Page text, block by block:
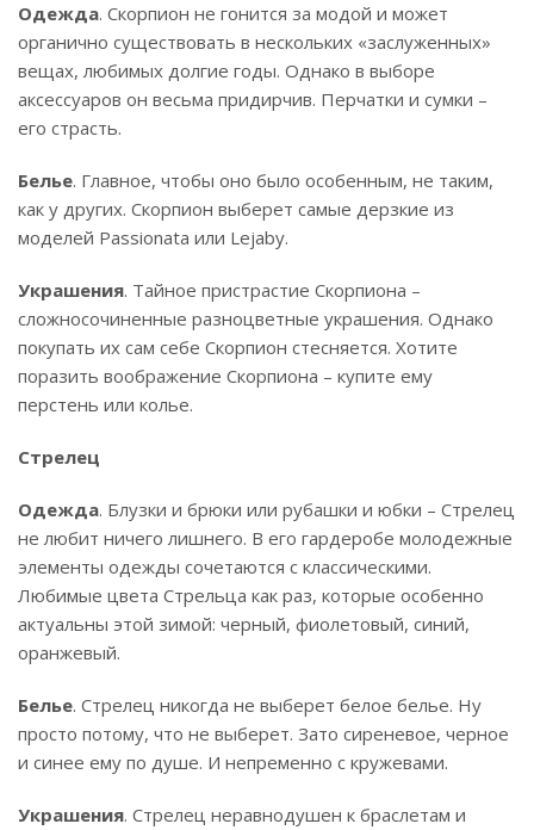
Одежда. Скорпион не гонится за модой и может
органично существовать в нескольких «заслуженных»
вещах, любимых долгие годы. Однако в выборе
аксессуаров он весьма придирчив. Перчатки и сумки –
его страсть.
Белье. Главное, чтобы оно было особенным, не таким,
как у других. Скорпион выберет самые дерзкие из
моделей Passionata или Lejaby.
Украшения. Тайное пристрастие Скорпиона –
сложносочиненные разноцветные украшения. Однако
покупать их сам себе Скорпион стесняется. Хотите
поразить воображение Скорпиона – купите ему
перстень или колье.
Стрелец
Одежда. Блузки и брюки или рубашки и юбки – Стрелец
не любит ничего лишнего. В его гардеробе молодежные
элементы одежды сочетаются с классическими.
Любимые цвета Стрельца как раз, которые особенно
актуальны этой зимой: черный, фиолетовый, синий,
оранжевый.
Белье. Стрелец никогда не выберет белое белье. Ну
просто потому, что не выберет. Зато сиреневое, черное
и синее ему по душе. И непременно с кружевами.
Украшения. Стрелец неравнодушен к браслетам и